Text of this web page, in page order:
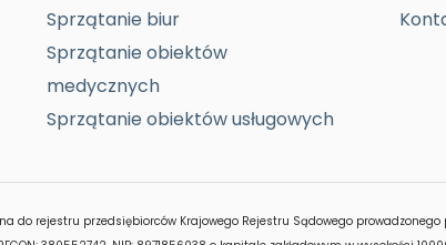
Sprzątanie biur
Sprzątanie obiektów
medycznych
Sprzątanie obiektów usługowych
do rejestru przedsiębiorców Krajowego Rejestru Sądowego prowadzonego